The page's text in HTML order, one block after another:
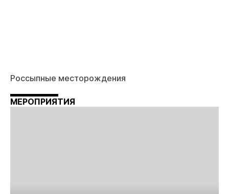
Россыпные месторождения
МЕРОПРИЯТИЯ